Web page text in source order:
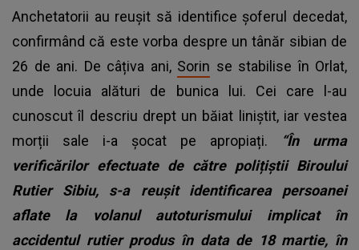
Anchetatorii au reușit să identifice șoferul decedat,
confirmând că este vorba despre un tânăr sibian de
26 de ani. De câțiva ani, Sorin se stabilise în Orlat,
unde locuia alături de bunica lui. Cei care l-au
cunoscut îl descriu drept un băiat liniștit, iar vestea
morții sale i-a șocat pe apropiați.
“În urma
verificărilor efectuate de către polițiștii Biroului
Rutier Sibiu, s-a reușit identificarea persoanei
aflate la volanul autoturismului implicat în
accidentul rutier produs în data de 18 martie, în